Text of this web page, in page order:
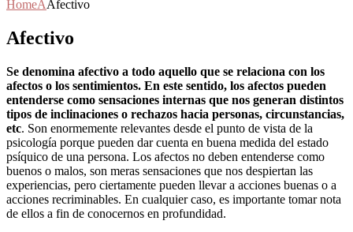
HomeAAfectivo
Afectivo
Se denomina afectivo a todo aquello que se relaciona con los
afectos o los sentimientos. En este sentido, los afectos pueden
entenderse como sensaciones internas que nos generan distintos
tipos de inclinaciones o rechazos hacia personas, circunstancias,
etc. Son enormemente relevantes desde el punto de vista de la
psicología porque pueden dar cuenta en buena medida del estado
psíquico de una persona. Los afectos no deben entenderse como
buenos o malos, son meras sensaciones que nos despiertan las
experiencias, pero ciertamente pueden llevar a acciones buenas o a
acciones recriminables. En cualquier caso, es importante tomar nota
de ellos a fin de conocernos en profundidad.